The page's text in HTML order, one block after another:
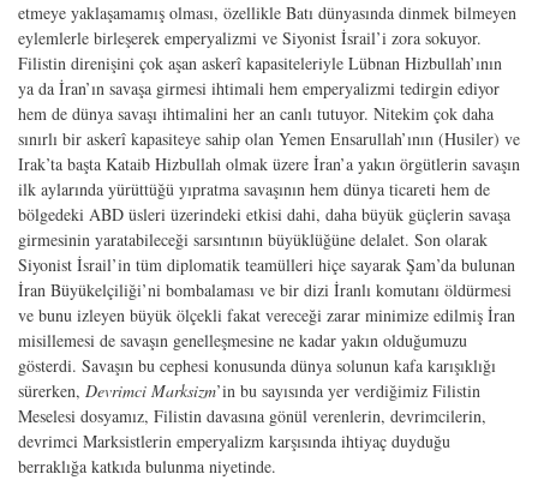
etmeye yaklaşamamış olması, özellikle Batı dünyasında dinmek bilmeyen
eylemlerle birleşerek emperyalizmi ve Siyonist İsrail’i zora sokuyor.
Filistin direnişini çok aşan askerî kapasiteleriyle Lübnan Hizbullah’ının
ya da İran’ın savaşa girmesi ihtimali hem emperyalizmi tedirgin ediyor
hem de dünya savaşı ihtimalini her an canlı tutuyor. Nitekim çok daha
sınırlı bir askerî kapasiteye sahip olan Yemen Ensarullah’ının (Husiler) ve
Irak’ta başta Kataib Hizbullah olmak üzere İran’a yakın örgütlerin savaşın
ilk aylarında yürüttüğü yıpratma savaşının hem dünya ticareti hem de
bölgedeki ABD üsleri üzerindeki etkisi dahi, daha büyük güçlerin savaşa
girmesinin yaratabileceği sarsıntının büyüklüğüne delalet. Son olarak
Siyonist İsrail’in tüm diplomatik teamülleri hiçe sayarak Şam’da bulunan
İran Büyükelçiliği’ni bombalaması ve bir dizi İranlı komutanı öldürmesi
ve bunu izleyen büyük ölçekli fakat vereceği zarar minimize edilmiş İran
misillemesi de savaşın genelleşmesine ne kadar yakın olduğumuzu
gösterdi. Savaşın bu cephesi konusunda dünya solunun kafa karışıklığı
sürerken, Devrimci Marksizm’in bu sayısında yer verdiğimiz Filistin
Meselesi dosyamız, Filistin davasına gönül verenlerin, devrimcilerin,
devrimci Marksistlerin emperyalizm karşısında ihtiyaç duyduğu
berraklığa katkıda bulunma niyetinde.